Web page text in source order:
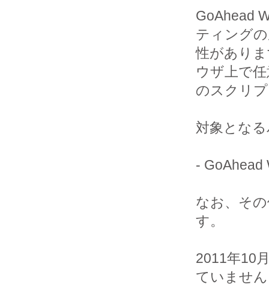
GoAhead
ティング
性があり
ウザ上で
のスクリ
対象とな
- GoAhead
なお、そ
す。
2011年10
ていませ